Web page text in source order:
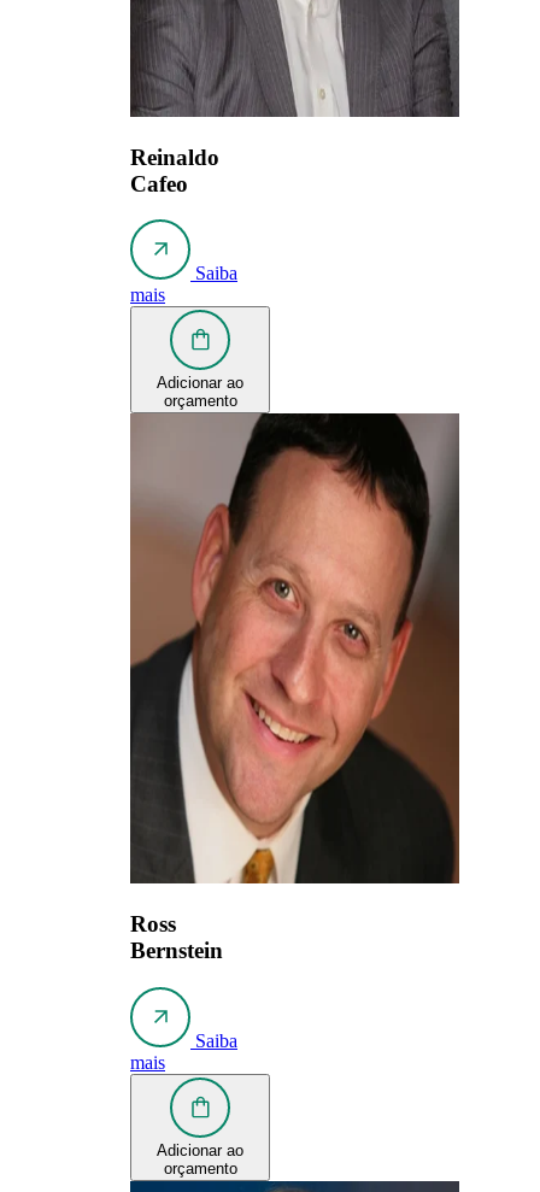
Reinaldo
Cafeo
Saiba
mais
Adicionar ao
orçamento
Ross
Bernstein
Saiba
mais
Adicionar ao
orçamento